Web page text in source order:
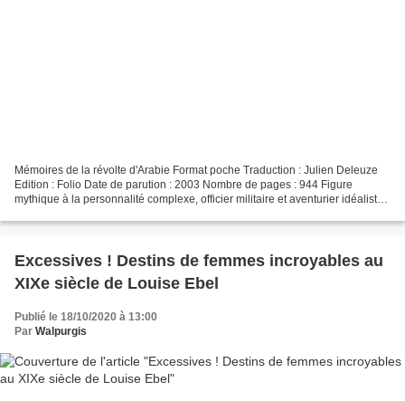
Mémoires de la révolte d'Arabie Format poche Traduction : Julien Deleuze
Edition : Folio Date de parution : 2003 Nombre de pages : 944 Figure
mythique à la personnalité complexe, officier militaire et aventurier idéaliste,
Excessives ! Destins de femmes incroyables au
XIXe siècle de Louise Ebel
Publié le 18/10/2020 à 13:00
Par Walpurgis